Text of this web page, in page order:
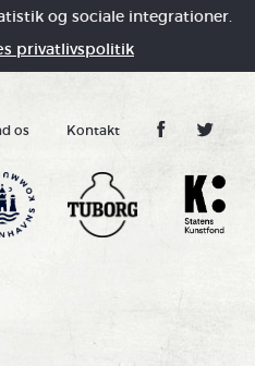
og sociale integrationer.
privatlivspolitik
os Kontakt